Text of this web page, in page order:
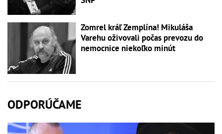
Zomrel kráľ Zemplína! Mikuláša
Varehu oživovali počas prevozu do
nemocnice niekoľko minút
ODPORÚČAME